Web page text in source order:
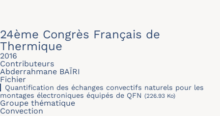
24ème Congrès Français de
Thermique
2016
Contributeurs
Abderrahmane BAÏRI
Fichier
Quantiﬁcation des échanges convectifs naturels pour les
montages électroniques équipés de QFN (226.93 Ko)
Groupe thématique
Convection